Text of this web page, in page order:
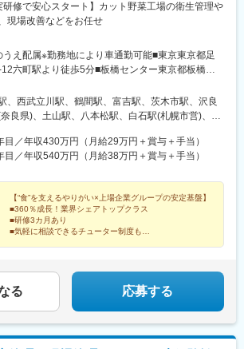
研修で安心スタート】カット野菜工場の衛生管理や
現場改善などをお任せ
え配属※勤務地により車通勤可能■東京東京都足
六町駅より徒歩5分■板橋センター東京都板橋区
板橋サウス棟1階西台駅より徒歩15分■西東京東京
2-9-13西武立川駅より徒歩10分■神奈川神奈川県
10-14大和駅より徒歩20分■愛知愛知県弥富市子宝
分■奈良奈良県磯城郡田原本町西竹田41-1田原本
広島県安芸郡坂町亀石山1120-8 シモハナ物流東広
島駅より車で30分■北海道北海道札幌市白石区中
札幌駅より徒歩10分■福岡福岡県宗像市東郷3-5-2
5分※受動喫煙対策：屋内禁煙（屋外に喫煙所あ
、西武立川駅、鶴間駅、富吉駅、茨木市駅、沢良
良県)、土山駅、八本松駅、白石駅(札幌市営)、東
目／年収430万円（月給29万円＋賞与＋手当）
目／年収540万円（月給38万円＋賞与＋手当）
【“食”を支えるやりがい×上場企業グループの安定基盤】
■360％成長！業界シェアトップクラス
■研修3カ月あり
■気軽に相談できるチューター制度も
る 応募する